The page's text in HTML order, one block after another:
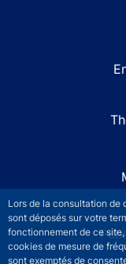
Lors de la consultation de
sont déposés sur votre
fonctionnement de ce
cookies de mesure de
sont exemptés de